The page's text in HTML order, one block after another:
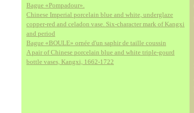
Bague «Pompadour».
Chinese Imperial porcelain blue and white, underglaze
copper-red and celadon vase. Six-character mark of Kangxi
and period
Bague «BOULE» ornée d'un saphir de taille coussin
A pair of Chinese porcelain blue and white triple-gourd
bottle vases, Kangxi, 1662-1722